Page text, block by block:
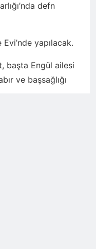
defn
yapılacak.
başta Engül ailesi
ve başsağlığı